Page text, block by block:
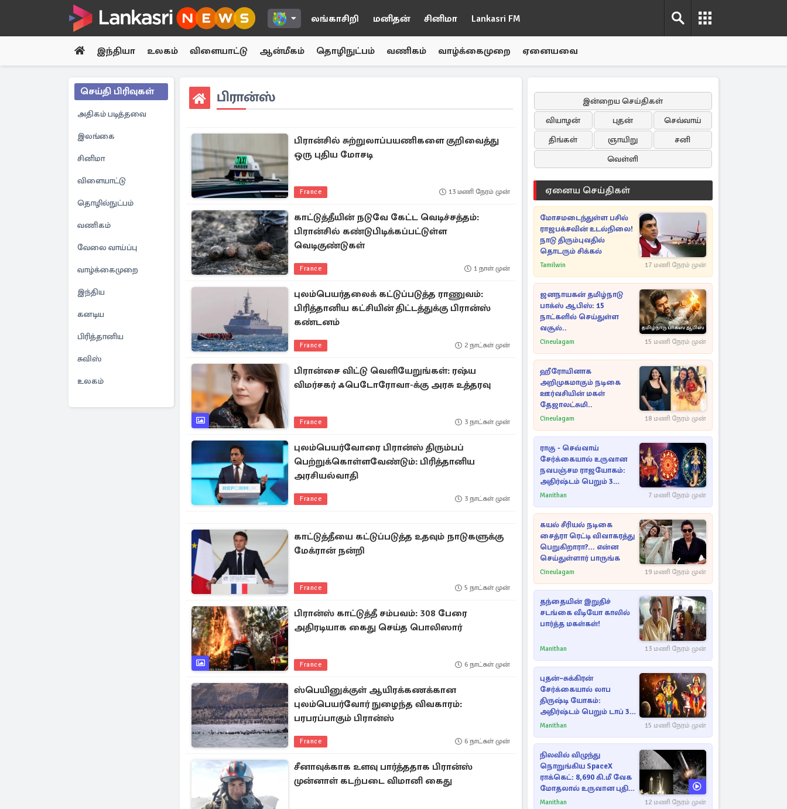
லங்காசிறி மனிதன் சினிமா Lankasri FM
இந்தியா உலகம் விளையாட்டு ஆன்மீகம் தொழிநுட்பம் வணிகம் வாழ்க்கைமுறை ஏனையவை
செய்தி பிரிவுகள்
அதிகம் படித்தவை
இலங்கை
சினிமா
விளையாட்டு
தொழில்நுட்பம்
வணிகம்
வேலை வாய்ப்பு
வாழ்க்கைமுறை
இந்திய
கனடிய
பிரித்தானிய
சுவிஸ்
உலகம்
பிரான்ஸ்
பிரான்சில் சுற்றுலாப்பயணிகளை குறிவைத்து
ஒரு புதிய மோசடி
France 13 மணி நேரம் முன்
காட்டுத்தீயின் நடுவே கேட்ட வெடிச்சத்தம்:
பிரான்சில் கண்டுபிடிக்கப்பட்டுள்ள
வெடிகுண்டுகள்
France 1 நாள் முன்
புலம்பெயர்தலைக் கட்டுப்படுத்த ராணுவம்:
பிரித்தானிய கட்சியின் திட்டத்துக்கு பிரான்ஸ்
கண்டனம்
France 2 நாட்கள் முன்
பிரான்சை விட்டு வெளியேறுங்கள்: ரஷ்ய
விமர்சகர் ஃபெடோரோவா-க்கு அரசு உத்தரவு
France 3 நாட்கள் முன்
புலம்பெயர்வோரை பிரான்ஸ் திரும்பப்
பெற்றுக்கொள்ளவேண்டும்: பிரித்தானிய
அரசியல்வாதி
France 3 நாட்கள் முன்
காட்டுத்தீயை கட்டுப்படுத்த உதவும் நாடுகளுக்கு
மேக்ரான் நன்றி
France 5 நாட்கள் முன்
பிரான்ஸ் காட்டுத்தீ சம்பவம்: 308 பேரை
அதிரடியாக கைது செய்த பொலிஸார்
France 6 நாட்கள் முன்
ஸ்பெயினுக்குள் ஆயிரக்கணக்கான
புலம்பெயர்வோர் நுழைந்த விவகாரம்:
பரபரப்பாகும் பிரான்ஸ்
France 6 நாட்கள் முன்
சீனாவுக்காக உளவு பார்த்ததாக பிரான்ஸ்
முன்னாள் கடற்படை விமானி கைது
இன்றைய செய்திகள்
வியாழன்
புதன்
செவ்வாய்
திங்கள்
ஞாயிறு
சனி
வெள்ளி
ஏனைய செய்திகள்
மோசமடைந்துள்ள பசில்
ராஜபக்சவின் உடல்நிலை!
நாடு திரும்புவதில்
தொடரும் சிக்கல்
Tamilwin 17 மணி நேரம் முன்
ஜனநாயகன் தமிழ்நாடு
பாக்ஸ் ஆபிஸ்: 15
நாட்களில் செய்துள்ள
வசூல்..
Cineulagam 15 மணி நேரம் முன்
ஹீரோயினாக
அறிமுகமாகும் நடிகை
ஊர்வசியின் மகள்
தேஜாலட்சுமி..
Cineulagam 18 மணி நேரம் முன்
ராகு - செவ்வாய்
சேர்க்கையால் உருவான
நவபஞ்சம ராஜயோகம்:
அதிர்ஷ்டம் பெறும் 3
ராசிகள்!
Manithan 7 மணி நேரம் முன்
கயல் சீரியல் நடிகை
சைத்ரா ரெட்டி விவாகரத்து
பெறுகிறாரா?... என்ன
செய்துள்ளார் பாருங்க
Cineulagam 19 மணி நேரம் முன்
தந்தையின் இறுதிச்
சடங்கை வீடியோ காலில்
பார்த்த மகள்கள்!
Manithan 13 மணி நேரம் முன்
புதன்–சுக்கிரன்
சேர்க்கையால் லாப
திருஷ்டி யோகம்:
அதிர்ஷ்டம் பெறும் டாப் 3
ராசிகள்!
Manithan 15 மணி நேரம் முன்
நிலவில் விழுந்து
நொறுங்கிய SpaceX
ராக்கெட்: 8,690 கி.மீ வேக
மோதலால் உருவான புதிய
பள்ளம்!
Manithan 12 மணி நேரம் முன்